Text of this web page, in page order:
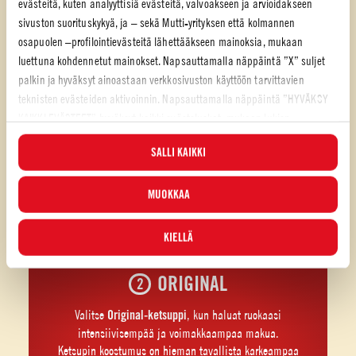
evästeitä, kuten analyyttisiä evästeitä, valvoakseen ja arvioidakseen
sivuston suorituskykyä, ja – sekä Mutti-yrityksen että kolmannen
osapuolen –profilointievästeitä lähettääkseen mainoksia, mukaan
luettuna kohdennetut mainokset. Napsauttamalla näppäintä ”X” suljet
palkin ja hyväksyt ainoastaan verkkosivuston käyttöön tarvittavien
teknisten evästeiden aktivoinnin. Napsauttamalla näppäintä ”HYVÄKSY
analyyttiset ja profilointievästeet. Voit valita milloin tahansa, mitkä
evästeet hyväksyt, ja katsella päivitettyä evästeluetteloa ”HALLINNOI”-
painikkeesta. Lisätietoja varten tutustuEvästekäytäntöömme.
SALLI KAIKKI
MUOKKAA
KIELLÄ
ORIGINAL
Valitse Original-ketsuppi, kun haluat ruokaasi
intensiivisempää ja voimakkaampaa makua.
Ketsupin koostumus on hieman tavallista karkeampaa